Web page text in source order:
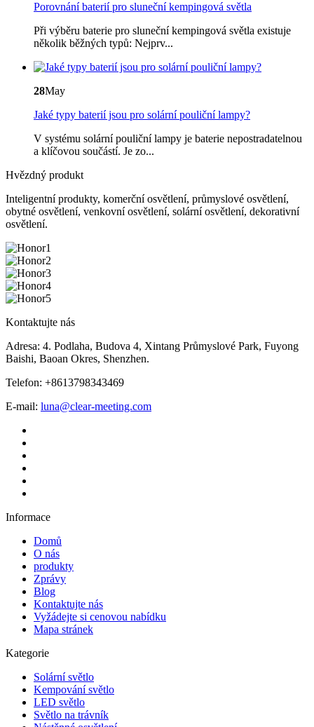
Porovnání baterií pro sluneční kempingová světla
Při výběru baterie pro sluneční kempingová světla existuje
několik běžných typů: Nejprv...
28May
Jaké typy baterií jsou pro solární pouliční lampy?
V systému solární pouliční lampy je baterie nepostradatelnou
a klíčovou součástí. Je zo...
Hvězdný produkt
Inteligentní produkty, komerční osvětlení, průmyslové osvětlení,
obytné osvětlení, venkovní osvětlení, solární osvětlení, dekorativní
osvětlení.
Kontaktujte nás
Adresa: 4. Podlaha, Budova 4, Xintang Průmyslové Park, Fuyong
Baishi, Baoan Okres, Shenzhen.
Telefon: +8613798343469
E-mail: luna@clear-meeting.com
Informace
Domů
O nás
produkty
Zprávy
Blog
Kontaktujte nás
Vyžádejte si cenovou nabídku
Mapa stránek
Kategorie
Solární světlo
Kempování světlo
LED světlo
Světlo na trávník